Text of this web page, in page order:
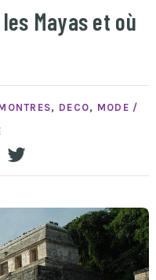
Mayas et où
, DECO, MODE /